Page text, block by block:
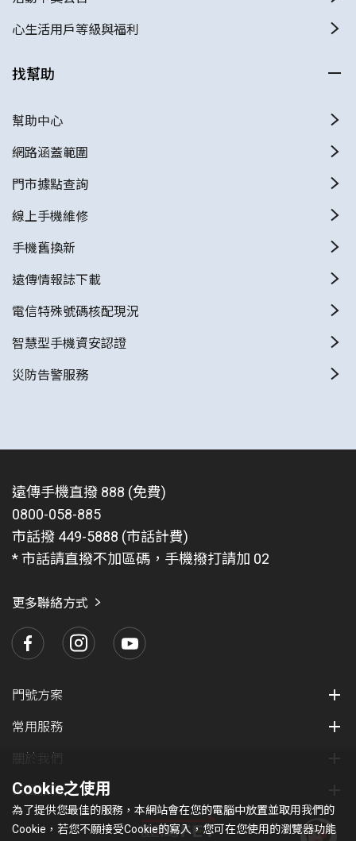
心生活用戶等級與福利
找幫助
幫助中心
網路涵蓋範圍
門市據點查詢
線上手機維修
手機舊換新
遠傳情報誌下載
電信特殊號碼核配現況
智慧型手機資安認證
災防告警服務
遠傳手機直撥 888 (免費)
0800-058-885
市話撥 449-5888 (市話計費)
* 市話請直撥不加區碼，手機撥打請加 02
更多聯絡方式
門號方案
常用服務
集團服務
Cookie之使用
為了提供您最佳的服務，本網站會在您的電腦中放置並取用我們的
Cookie，若您不願接受Cookie的寫入，您可在您使用的瀏覽器功能